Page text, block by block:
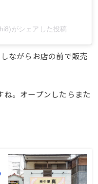
がシェアした投稿
ながらお店の前で販売
。オープンしたらまた